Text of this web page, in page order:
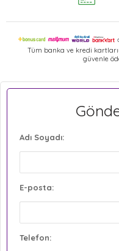
Tüm banka ve kredi
güvenle
Adı Soyadı:
E-posta:
Telefon: